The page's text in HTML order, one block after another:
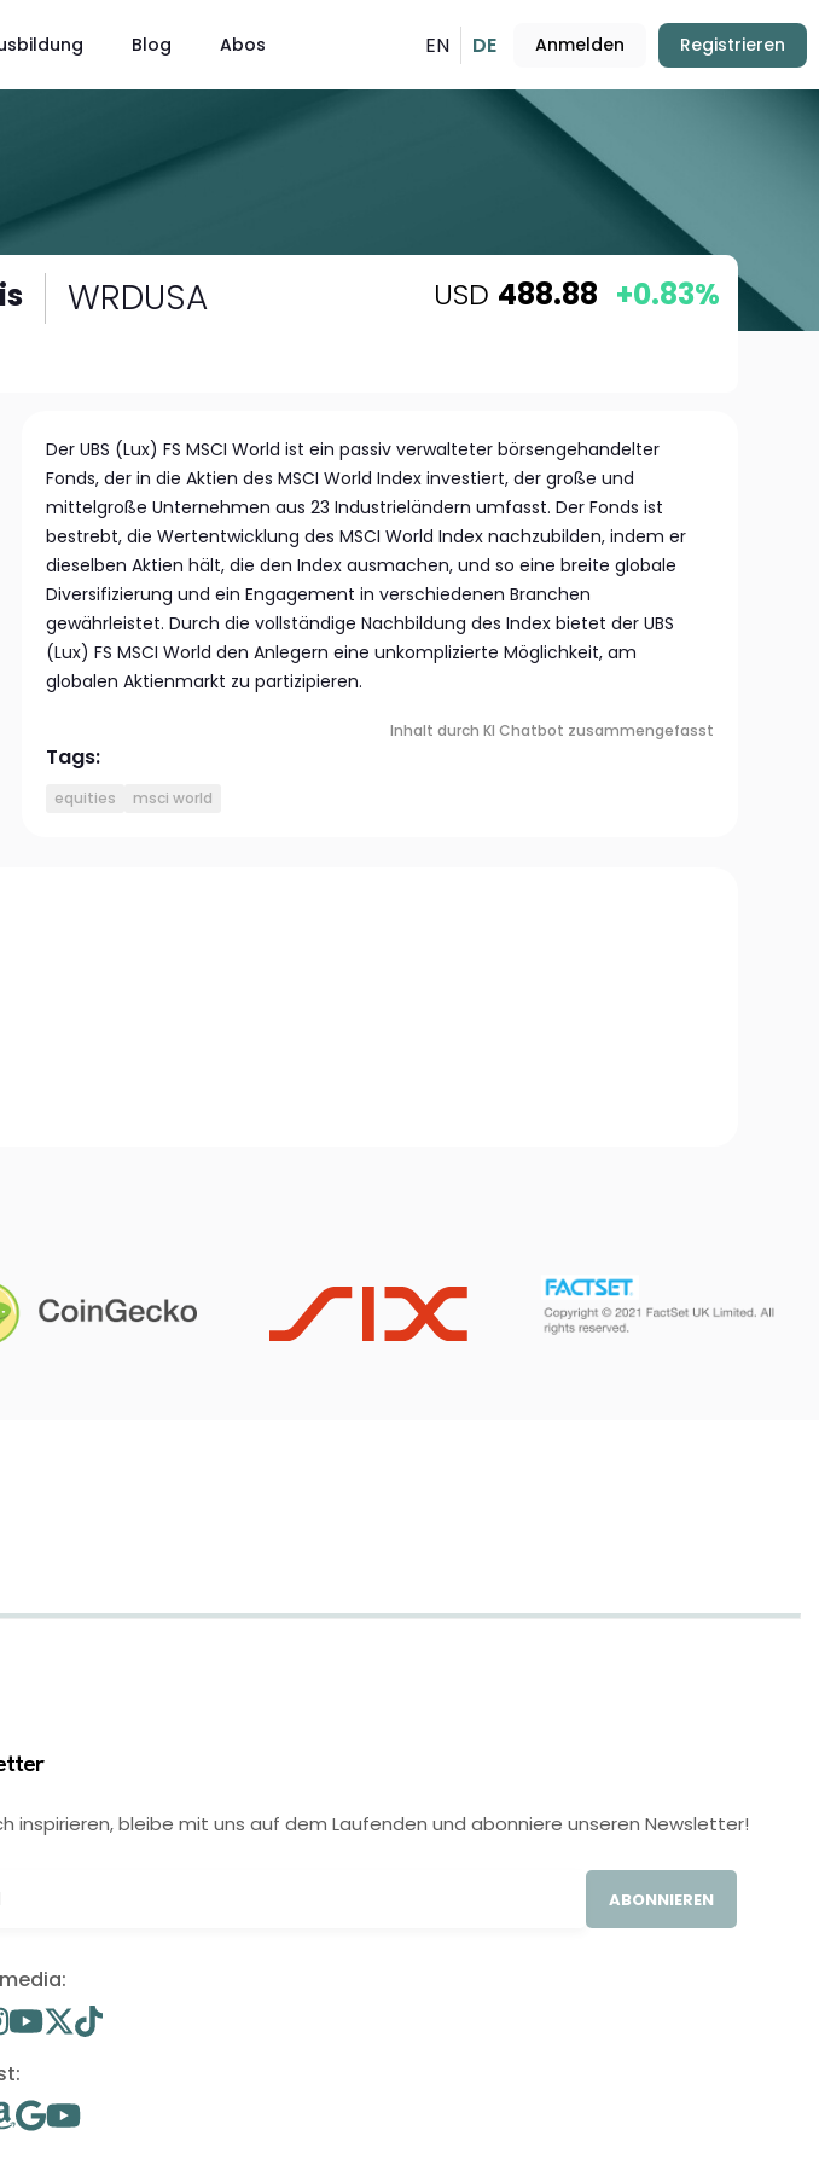
Blog Abos EN DE Anmelden Registrieren
WRDUSA USD 488.88 +0.83%
Der UBS (Lux) FS MSCI World ist ein passiv verwalteter börsengehandelter
Fonds, der in die Aktien des MSCI World Index investiert, der große und
mittelgroße Unternehmen aus 23 Industrieländern umfasst. Der Fonds ist
bestrebt, die Wertentwicklung des MSCI World Index nachzubilden, indem er
dieselben Aktien hält, die den Index ausmachen, und so eine breite globale
Diversifizierung und ein Engagement in verschiedenen Branchen
gewährleistet. Durch die vollständige Nachbildung des Index bietet der UBS
(Lux) FS MSCI World den Anlegern eine unkomplizierte Möglichkeit, am
globalen Aktienmarkt zu partizipieren.
Inhalt durch KI Chatbot zusammengefasst
Tags:
equities msci world
inspirieren, bleibe mit uns auf dem Laufenden und abonniere unseren Newsletter!
ABONNIEREN